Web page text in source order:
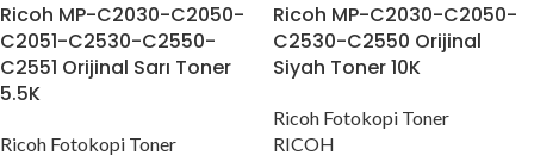
Ricoh MP-C2030-C2050-
C2051-C2530-C2550-
C2551 Orijinal Sarı Toner
5.5K
Ricoh Fotokopi Toner
Ricoh MP-C2030-C2050-
C2530-C2550 Orijinal
Siyah Toner 10K
Ricoh Fotokopi Toner
RICOH